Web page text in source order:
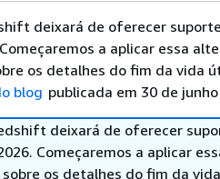
deixará de oferecer
a aplicar essa
os detalhes do fim da vida
blog publicada em 30 de
deixará de oferecer
Começaremos a aplicar
os detalhes do fim da